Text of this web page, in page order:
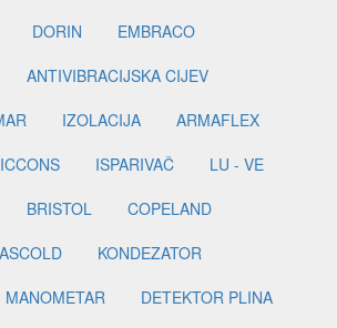
DORIN
EMBRACO
ANTIVIBRACIJSKA CIJEV
IZOLACIJA
ARMAFLEX
ISPARIVAČ
LU - VE
BRISTOL
COPELAND
KONDEZATOR
MANOMETAR DETEKTOR PLINA